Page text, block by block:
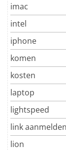
imac
intel
iphone
komen
kosten
laptop
lightspeed
link aanmelden
lion